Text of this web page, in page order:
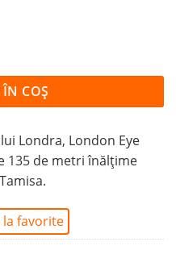
LONDON EYE
COȘ
Londra, London Eye
135 de metri înălțime
la favorite